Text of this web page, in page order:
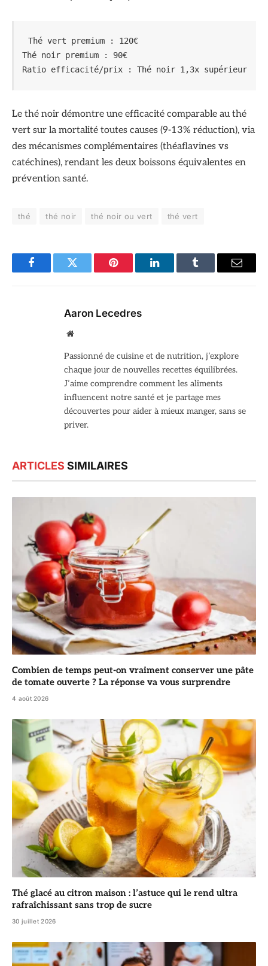
Thé vert premium : 120€
Thé noir premium : 90€
Ratio efficacité/prix : Thé noir 1,3x supérieur
Le thé noir démontre une efficacité comparable au thé
vert sur la mortalité toutes causes (9-13% réduction), via
des mécanismes complémentaires (théaflavines vs
catéchines), rendant les deux boissons équivalentes en
prévention santé.
thé thé noir thé noir ou vert thé vert
FacebookTwitter Pinterest LinkedInTumblr Email
Aaron Lecedres
Site
Passionné de cuisine et de nutrition, j’explore
chaque jour de nouvelles recettes équilibrées.
J’aime comprendre comment les aliments
influencent notre santé et je partage mes
découvertes pour aider à mieux manger, sans se
priver.
ARTICLES SIMILAIRES
Combien de temps peut-on vraiment conserver une pâte
de tomate ouverte ? La réponse va vous surprendre
4 août 2026
Thé glacé au citron maison : l’astuce qui le rend ultra
rafraîchissant sans trop de sucre
30 juillet 2026